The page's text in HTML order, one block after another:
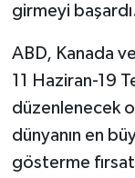
girmeyi
ABD, Kanada
11 Haziran-19
düzenlenecek
dünyanın en
gösterme